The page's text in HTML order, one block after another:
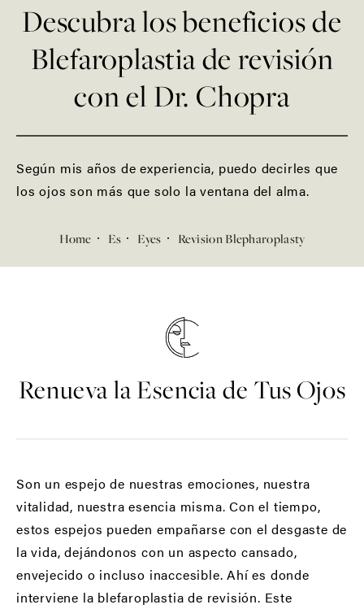
Descubra los beneficios de
Blefaroplastia de revisión
con el Dr. Chopra
Según mis años de experiencia, puedo decirles que
los ojos son más que solo la ventana del alma.
Home Es Eyes Revision Blepharoplasty
Renueva la Esencia de Tus Ojos
Son un espejo de nuestras emociones, nuestra
vitalidad, nuestra esencia misma. Con el tiempo,
estos espejos pueden empañarse con el desgaste de
la vida, dejándonos con un aspecto cansado,
envejecido o incluso inaccesible. Ahí es donde
interviene la blefaroplastia de revisión. Este